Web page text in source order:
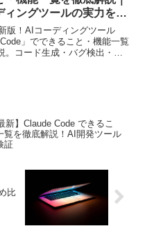
ィングツールの実力を検
版！AIコーディングツール
Code」でできること・機能一覧
。コード生成・バグ検出・テ
新】Claude Code できるこ
覧を徹底解説！AI開発ツール
証
比